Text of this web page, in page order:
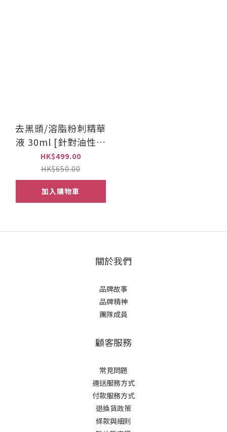
去黑頭/溶脂粉刺精華
液 30ml [針對油性粉
刺皮膚]
HK$499.00
HK$650.00
加入購物車
關於我們
品牌故事
品牌精神
團隊成員
顧客服務
常見問題
運送服務方式
付款服務方式
退換貨政策
條款與細則